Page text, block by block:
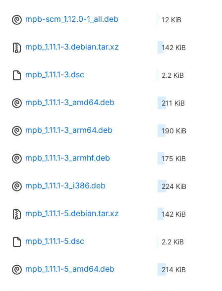
mpb-scm_1.12.0-1_all.deb 12 KiB
mpb_1.11.1-3.debian.tar.xz 142 KiB
mpb_1.11.1-3.dsc 2.2 KiB
mpb_1.11.1-3_amd64.deb 211 KiB
mpb_1.11.1-3_arm64.deb 190 KiB
mpb_1.11.1-3_armhf.deb 175 KiB
mpb_1.11.1-3_i386.deb 224 KiB
mpb_1.11.1-5.debian.tar.xz 142 KiB
mpb_1.11.1-5.dsc 2.2 KiB
mpb_1.11.1-5_amd64.deb 214 KiB